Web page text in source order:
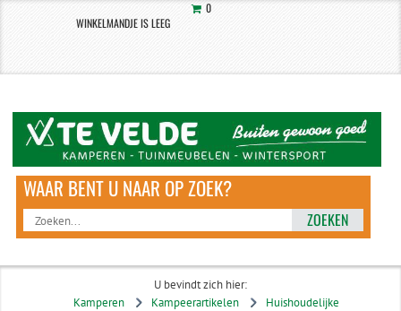
0
WINKELMANDJE IS LEEG
ZOEKEN
U bevindt zich hier:
Kamperen
Kampeerartikelen
Huishoudelijke